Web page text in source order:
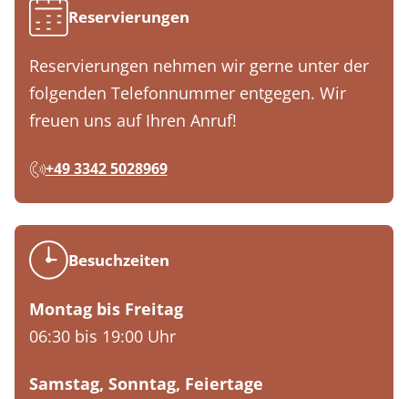
Reservierungen
Reservierungen nehmen wir gerne unter der
folgenden Telefonnummer entgegen. Wir
freuen uns auf Ihren Anruf!
+49 3342 5028969
Besuchzeiten
Montag bis Freitag
06:30 bis 19:00 Uhr
Samstag, Sonntag, Feiertage